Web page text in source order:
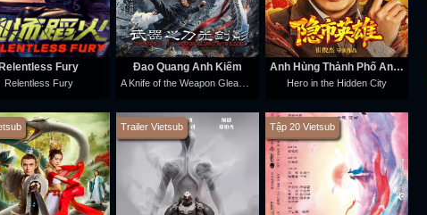
Relentless Fury
Relentless Fury
Đao Quang Ảnh Kiếm
A Knife of the Weapon Gleams With Blood
Anh Hùng Thành Phố Ẩn Danh
Hero in the Hidden City
Trailer Vietsub Tập 20 Vietsub